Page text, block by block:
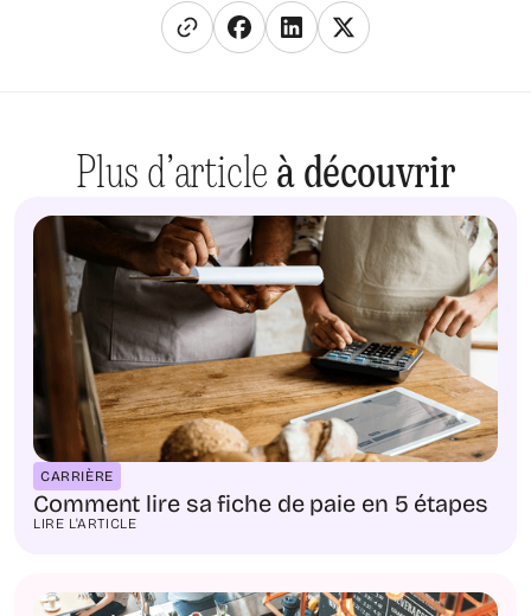
Plus d’articleà découvrir
CARRIÈRE
Comment lire sa fiche de paie en 5 étapes
LIRE L'ARTICLE